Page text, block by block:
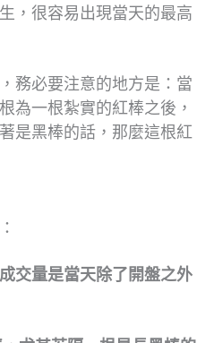
，很容易出現當天的最高
務必要注意的地方是：當
為一根紮實的紅棒之後，
是黑棒的話，那麼這根紅
交量是當天除了開盤之外